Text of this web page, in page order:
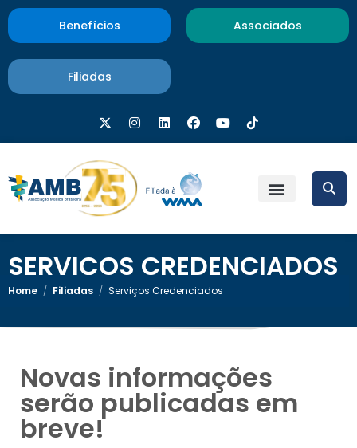
Benefícios Associados
Filiadas
SERVIÇOS CREDENCIADOS
Home / Filiadas / Serviços Credenciados
Novas informações
serão publicadas em
breve!